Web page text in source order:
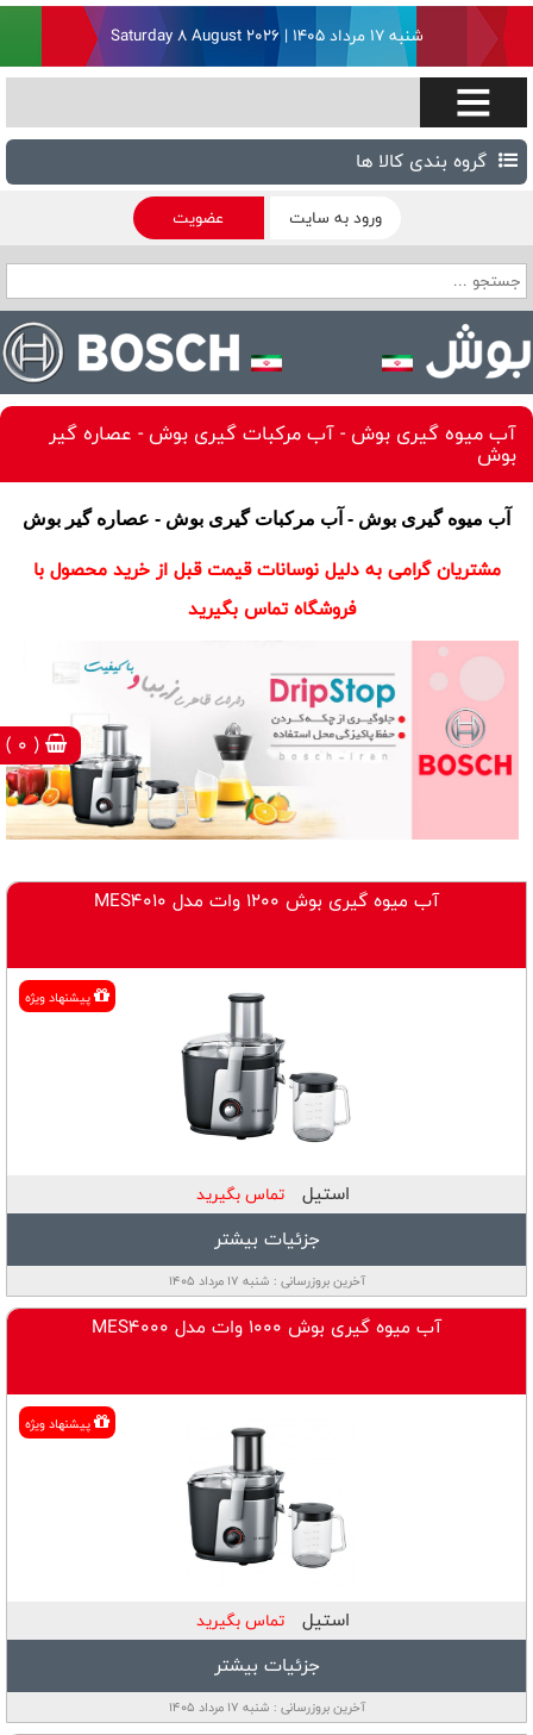
( 0 )
شنبه ۱۷ مرداد ۱۴۰۵ | Saturday 8 August 2026
گروه بندی کالا ها
ورود به سایت عضویت
آب میوه گیری بوش - آب مرکبات گیری بوش - عصاره گیر
بوش
آب میوه گیری بوش - آب مرکبات گیری بوش - عصاره گیر بوش
مشتریان گرامی به دلیل نوسانات قیمت قبل از خرید محصول با
فروشگاه تماس بگیرید
آب میوه گیری بوش 1200 وات مدل MES4010
پيشنهاد ويژه
استیل تماس بگیرید
جزئیات بیشتر
آخرین بروزرسانی : شنبه ۱۷ مرداد ۱۴۰۵
آب میوه گیری بوش 1000 وات مدل MES4000
پيشنهاد ويژه
استیل تماس بگیرید
جزئیات بیشتر
آخرین بروزرسانی : شنبه ۱۷ مرداد ۱۴۰۵